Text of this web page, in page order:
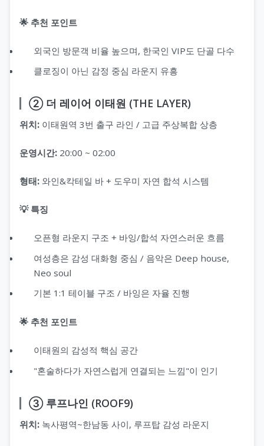
🌟 추천 포인트
외국인 방문객 비율 높으며, 한국인 VIP도 단골 다수
클로징이 아닌 감정 중심 라운지 유흥
② 더 레이어 이태원 (THE LAYER)
위치: 이태원역 3번 출구 라인 / 고급 주상복합 상층
운영시간: 20:00 ~ 02:00
형태: 와인&칵테일 바 + 도우미 자연 합석 시스템
💡 특징
오픈형 라운지 구조 + 바잉/합석 자연스러운 흐름
여성층은 감성 대화형 중심 / 음악은 Deep house,
Neo soul
기본 1:1 테이블 구조 / 바잉은 자율 진행
🌟 추천 포인트
이태원의 감성적 핵심 공간
"혼술하다가 자연스럽게 연결되는 느낌"이 인기
③ 루프나인 (ROOF9)
위치: 녹사평역~한남동 사이, 루프탑 감성 라운지